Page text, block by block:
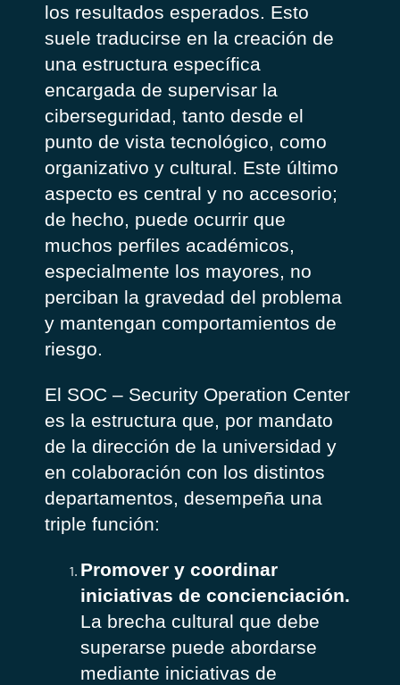
los resultados esperados. Esto
suele traducirse en la creación de
una estructura específica
encargada de supervisar la
ciberseguridad, tanto desde el
punto de vista tecnológico, como
organizativo y cultural. Este último
aspecto es central y no accesorio;
de hecho, puede ocurrir que
muchos perfiles académicos,
especialmente los mayores, no
perciban la gravedad del problema
y mantengan comportamientos de
riesgo.
El SOC – Security Operation Center
es la estructura que, por mandato
de la dirección de la universidad y
en colaboración con los distintos
departamentos, desempeña una
triple función:
Promover y coordinar
iniciativas de concienciación.
La brecha cultural que debe
superarse puede abordarse
mediante iniciativas de